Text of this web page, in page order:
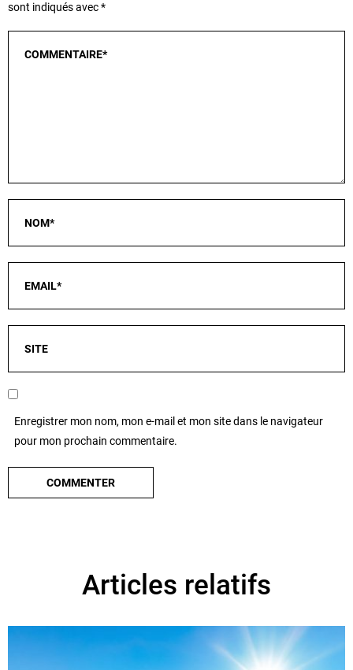
sont indiqués avec*
Enregistrer mon nom, mon e-mail et mon site dans le navigateur
pour mon prochain commentaire.
Articles relatifs